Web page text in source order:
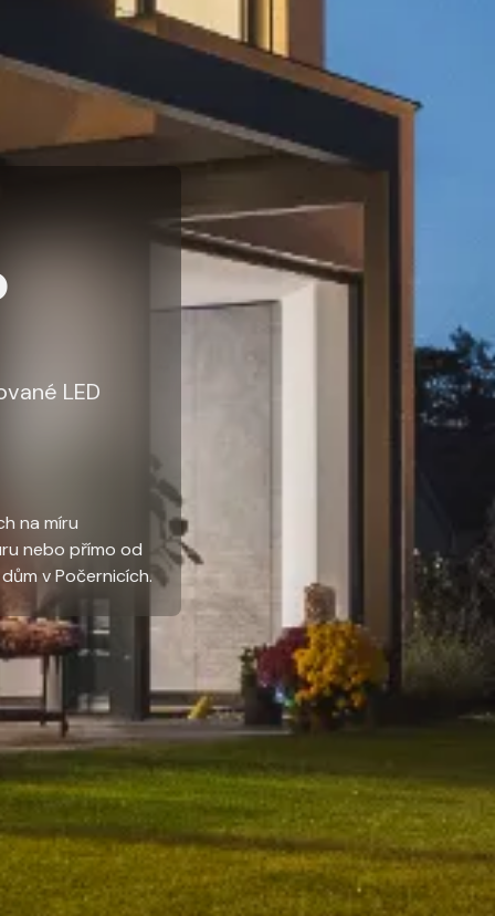
LED
na míru
nebo přímo od
v Počernicích.